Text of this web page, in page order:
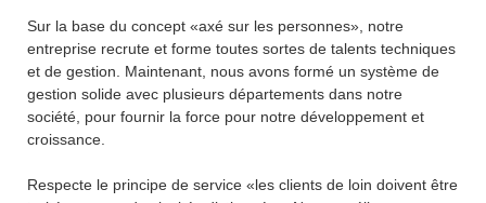
Sur la base du concept «axé sur les personnes», notre
entreprise recrute et forme toutes sortes de talents techniques
et de gestion. Maintenant, nous avons formé un système de
gestion solide avec plusieurs départements dans notre
société, pour fournir la force pour notre développement et
croissance.
Respecte le principe de service «les clients de loin doivent être